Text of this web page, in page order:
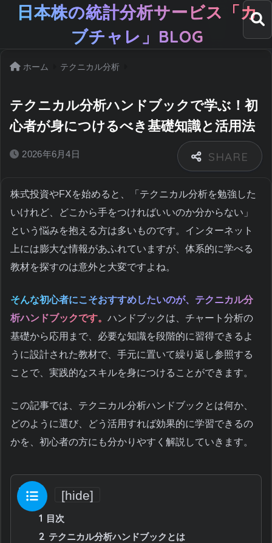
日本株の統計分析サービス「カ
ブチャレ」BLOG
ホーム テクニカル分析
テクニカル分析ハンドブックで学ぶ！初
心者が身につけるべき基礎知識と活用法
2026年6月4日
株式投資やFXを始めると、「テクニカル分析を勉強した
いけれど、どこから手をつければいいのか分からない」
という悩みを抱える方は多いものです。インターネット
上には膨大な情報があふれていますが、体系的に学べる
教材を探すのは意外と大変ですよね。
そんな初心者にこそおすすめしたいのが、テクニカル分
析ハンドブックです。 ハンドブックは、チャート分析の
基礎から応用まで、必要な知識を段階的に習得できるよ
うに設計された教材で、手元に置いて繰り返し参照する
ことで、実践的なスキルを身につけることができます。
この記事では、テクニカル分析ハンドブックとは何か、
どのように選び、どう活用すれば効果的に学習できるの
かを、初心者の方にも分かりやすく解説していきます。
目次 [hide]
1 目次
2 テクニカル分析ハンドブックとは